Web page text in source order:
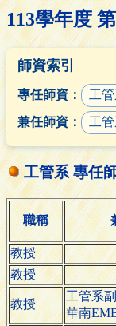
113學年度
師資索引
專任師資：
工
兼任師資：
工
工管系 專任
職稱
教授
教授
教授
工管系
華南